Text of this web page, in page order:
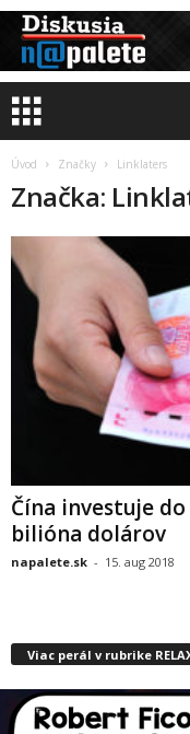
Úvod Značky Linklaters
Značka:
Čína investuje
bilióna dolárov
napalete.sk - 15. aug 2018
Viac perál v rubrike